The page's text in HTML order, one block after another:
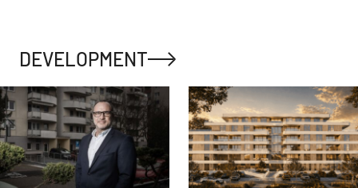
DEVELOPMENT